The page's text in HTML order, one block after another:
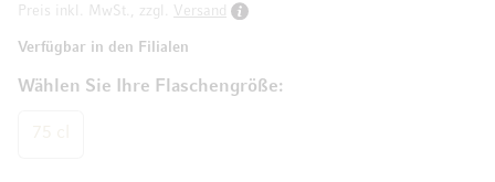
Wählen Sie Ihre Flaschengröße
Preis inkl. MwSt., zzgl.
Versand
Verfügbar in den Filialen